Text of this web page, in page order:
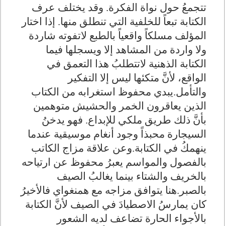
تتجمعُ حول نواة الفكرة. وقد يختلف عرف
الكتابة تبعاً للخلفية التي تنطلق منها. إذا اختار
المؤلف مسلكاً واقعياً بالطبع لاتفوته شاردة
ولا واردة من المشاهد إلا ويسجلها فيما
الكتابة الذهنية لاتتطلبُ هذا التعمق في
الواقع، لأنَّ متكئها ليس إلا التفكير
والتأمل.يبدي محفوظ استغرابه من الكتاب
الذين يعاقرون الخمر والحشيش متوهمين
بأنَّ ذلك طريق ملكي للإبداع. فهو يدخنُ
السيجارة محبذاً وجود أنغام موسيقية عندما
ينهمكُ في الكتابة.وعن علاقة مزاج الكاتب
بالفصول والمواسم يعبرُ محفوظ عن ارتياحه
بالخريف والشتاء بينما يغالبُ الصيف
بالصبر.هنا يتوافق مزاجه مع همنغواي فالأخيرُ
كان يمارسُ الاصطيادَ في الصيف لأنَّ الكتابة
بالأجواء الحارة تضاعف لديه الشعور